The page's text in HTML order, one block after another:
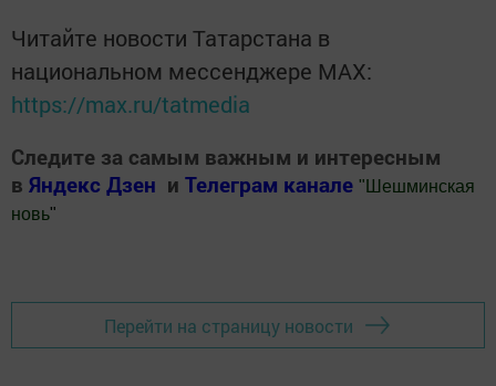
Читайте новости Татарстана в
национальном мессенджере MАХ:
https://max.ru/tatmedia
Следите за самым важным и интересным
в Яндекс Дзен и Телеграм канале " Шешминская
новь"
Перейти на страницу новости